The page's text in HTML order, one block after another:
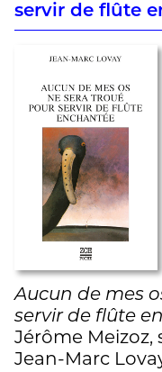
servir de flûte
Aucun de mes
servir de flûte
Jérôme Meizoz,
Jean-Marc